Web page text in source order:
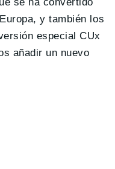
y también los
especial CUx
añadir un nuevo